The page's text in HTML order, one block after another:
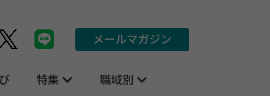
特集 職域別
メールマガジン